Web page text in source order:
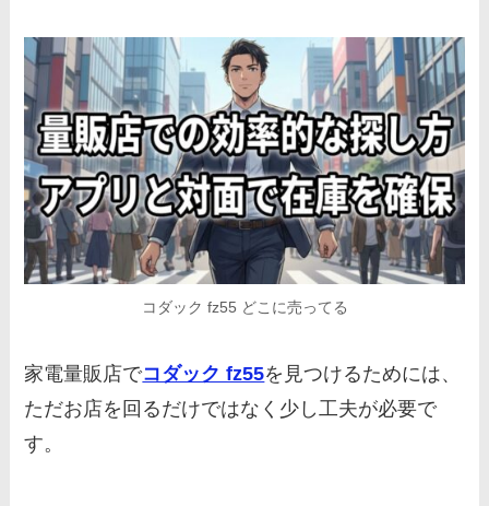
コダック fz55 どこに売ってる
家電量販店でコダック fz55を見つけるためには、
ただお店を回るだけではなく少し工夫が必要で
す。